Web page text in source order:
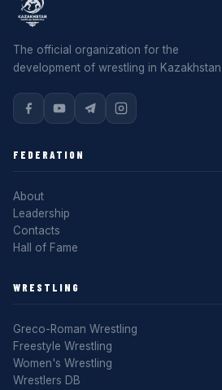
The official organization for the
development of wrestling in Kazakhstan.
FEDERATION
About
Leadership
Contacts
Hall of Fame
WRESTLING
Greco-Roman Wrestling
Freestyle Wrestling
Women's Wrestling
Wrestlers DB